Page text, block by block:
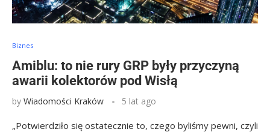
Biznes
Amiblu: to nie rury GRP były przyczyną
awarii kolektorów pod Wisłą
by Wiadomości Kraków 5 lat ago
„Potwierdziło się ostatecznie to, czego byliśmy pewni, czyli